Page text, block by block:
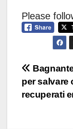
Please
articoli
per salvare
recuperati